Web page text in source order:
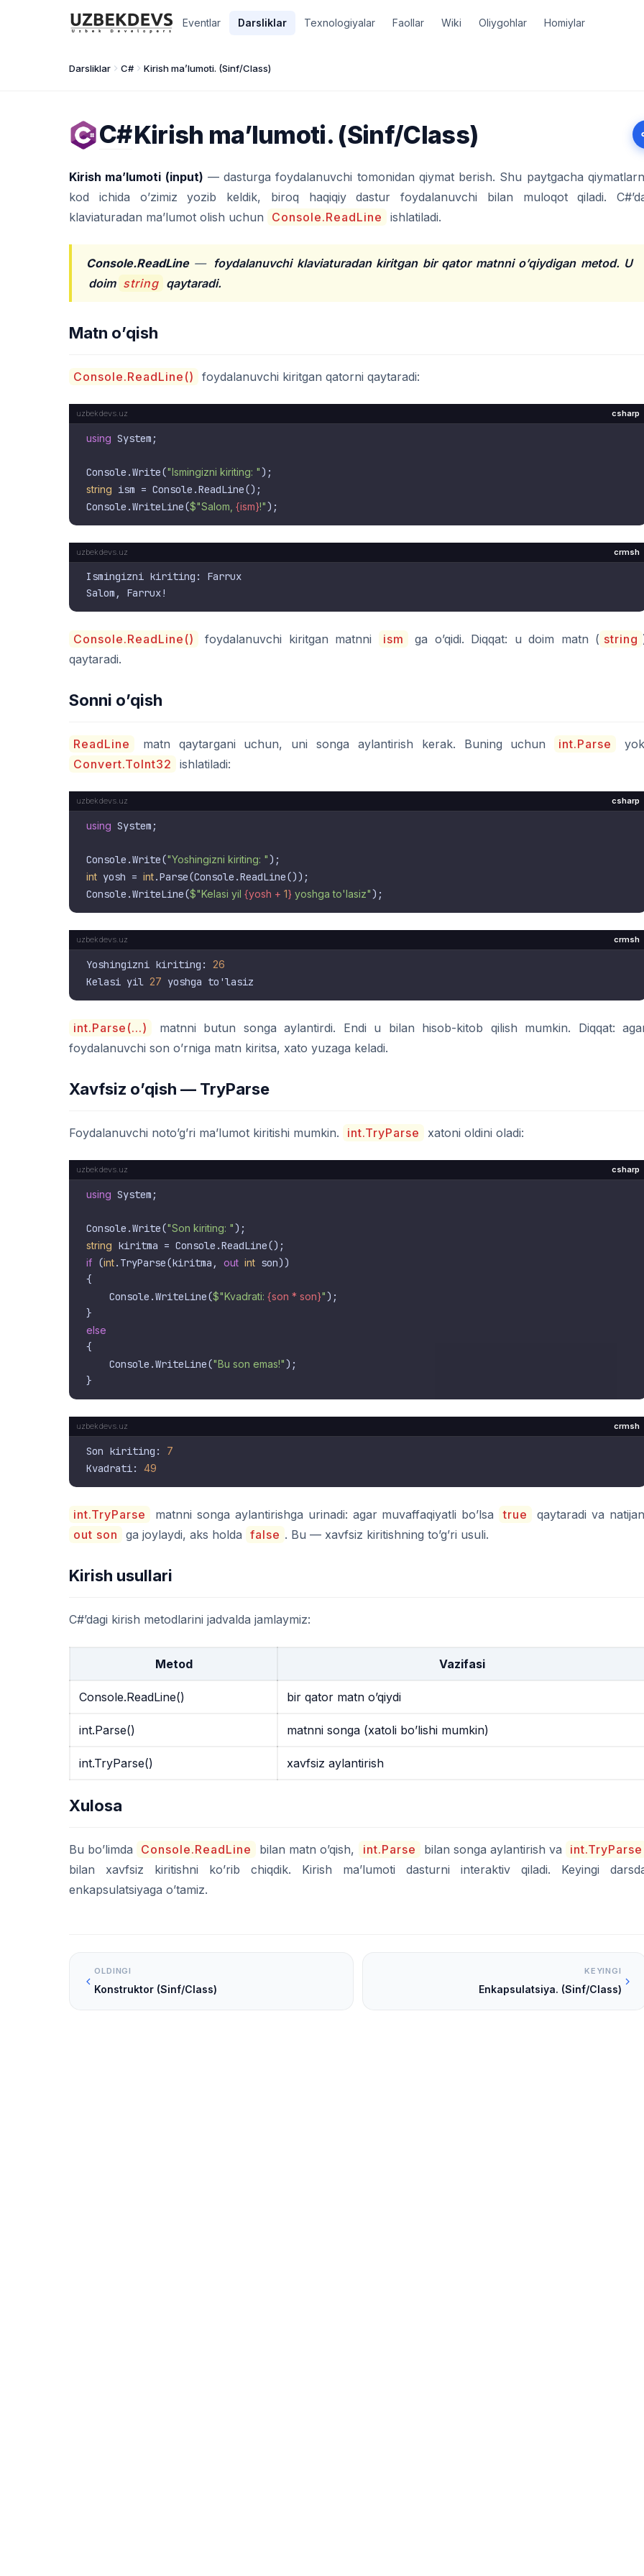
Eventlar Darsliklar Texnologiyalar Faollar Wiki Oliygohlar Homiylar
Darsliklar C# Kirish ma’lumoti. (Sinf/Class)
C#Kirish ma’lumoti. (Sinf/Class)
Kirish ma’lumoti (input) — dasturga foydalanuvchi tomonidan qiymat berish. Shu paytgacha
kod ichida o’zimiz yozib keldik, biroq haqiqiy dastur foydalanuvchi bilan muloqot qiladi.
klaviaturadan ma’lumot olish uchun
Console.ReadLine ishlatiladi.
Console.ReadLine— foydalanuvchi klaviaturadan kiritgan bir qator matnni o’qiydigan metod. U
doim string qaytaradi.
Matn o’qish
Console.ReadLine() foydalanuvchi kiritgan qatorni qaytaradi:
csharp
using System;
Console.Write("Ismingizni kiriting: "
string ism = Console.ReadLine();
Console.WriteLine($"Salom, {ism}!"
crmsh
Ismingizni kiriting: Farrux
Console.ReadLine() foydalanuvchi kiritgan matnni ism ga o’qidi. Diqqat: u doim matn ( string
qaytaradi.
Sonni o’qish
ReadLine matn qaytargani uchun, uni songa aylantirish kerak. Buning uchun int.Parse
Convert.ToInt32
ishlatiladi:
csharp
using System;
Console.Write("Yoshingizni kiriting: "
int yosh = int.Parse(Console.ReadLine());
Console.WriteLine($"Kelasi yil {yosh + 1} yoshga to'lasiz"
crmsh
Yoshingizni kiriting: 26
Kelasi yil 27
int.Parse(...)
matnni butun songa aylantirdi. Endi u bilan hisob-kitob qilish mumkin. Diqqat:
foydalanuvchi son o’rniga matn kiritsa, xato yuzaga keladi.
Xavfsiz o’qish — TryParse
Foydalanuvchi noto’g’ri ma’lumot kiritishi mumkin. int.TryParse xatoni oldini oladi:
csharp
using System;
Console.Write("Son kiriting: "
string
if (int.TryParse(kiritma, out int son))
{
    Console.WriteLine(
$"Kvadrati: {son * son}");
else
{
    Console.WriteLine(
"Bu son emas!");
crmsh
Son kiriting: 7
Kvadrati: 49
int.TryParse matnni songa aylantirishga urinadi: agar muvaffaqiyatli bo’lsa true
qaytaradi va
out son
ga joylaydi, aks holda false . Bu — xavfsiz kiritishning to’g’ri usuli.
Kirish usullari
C#’dagi kirish metodlarini jadvalda jamlaymiz:
Metod Vazifasi
Console.ReadLine() bir qator matn o’qiydi
int.Parse() matnni songa (xatoli bo’lishi mumkin)
int.TryParse() xavfsiz aylantirish
Xulosa
Bu bo’limda Console.ReadLine bilan matn o’qish, int.Parse bilan songa aylantirish va
int.TryParse
bilan xavfsiz kiritishni ko’rib chiqdik. Kirish ma’lumoti dasturni interaktiv qiladi. Keyingi
enkapsulatsiyaga o’tamiz.
OLDINGI
Konstruktor (Sinf/Class)
KEYINGI
Enkapsulatsiya. (Sinf/Class)